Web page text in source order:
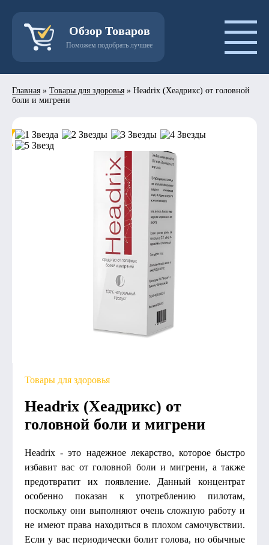
Обзор Товаров
Поможем подобрать лучшее
Главная » Товары для здоровья » Headrix (Хеадрикс) от головной
боли и мигрени
- 50%
Товары для здоровья
Headrix (Хеадрикс) от
головной боли и мигрени
Headrix - это надежное лекарство, которое быстро
избавит вас от головной боли и мигрени, а также
предотвратит их появление. Данный концентрат
особенно показан к употреблению пилотам,
поскольку они выполняют очень сложную работу и
не имеют права находиться в плохом самочувствии.
Если у вас периодически болит голова, но обычные